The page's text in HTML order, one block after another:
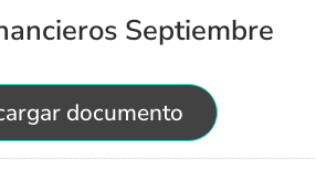
Septiembre
documento